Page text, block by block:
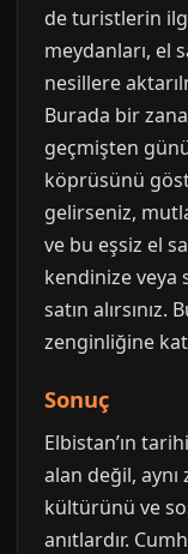
de turistlerin
meydanları, el
nesillere
Burada bir
geçmişten
köprüsünü
gelirseniz,
ve bu eşsiz el
kendinize veya
satın alırsınız.
zenginliğine
Sonuç
Elbistan’ın
alan değil, aynı
kültürünü ve
anıtlardır.